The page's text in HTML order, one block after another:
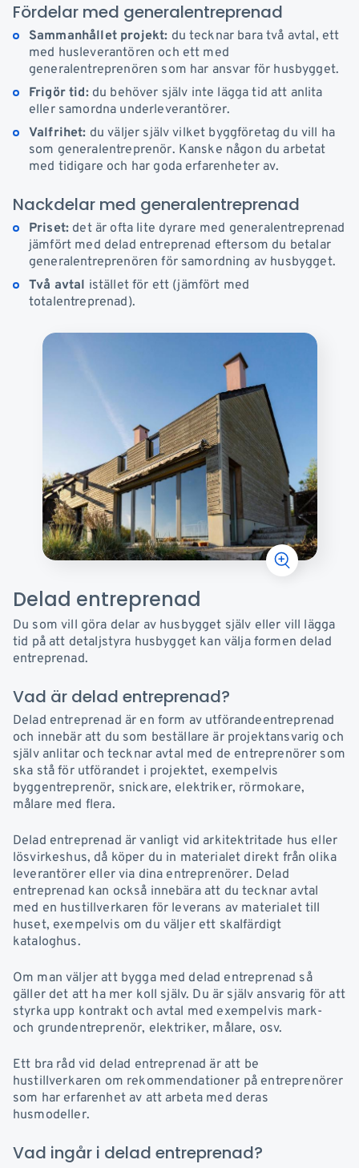
Fördelar med generalentreprenad
Sammanhållet projekt: du tecknar bara två avtal, ett
med husleverantören och ett med
generalentreprenören som har ansvar för husbygget.
Frigör tid:du behöver själv inte lägga tid att anlita
eller samordna underleverantörer.
Valfrihet: du väljer själv vilket byggföretag du vill ha
som generalentreprenör. Kanske någon du arbetat
med tidigare och har goda erfarenheter av.
Nackdelar med generalentreprenad
Priset: det är ofta lite dyrare med generalentreprenad
jämfört med delad entreprenad eftersom du betalar
generalentreprenören för samordning av husbygget.
Två avtal istället för ett (jämfört med
totalentreprenad).
Delad entreprenad
Du som vill göra delar av husbygget själv eller vill lägga
tid på att detaljstyra husbygget kan välja formen delad
entreprenad.
Vad är delad entreprenad?
Delad entreprenad är en form av utförandeentreprenad
och innebär att du som beställare är projektansvarig och
själv anlitar och tecknar avtal med de entreprenörer som
ska stå för utförandet i projektet, exempelvis
byggentreprenör, snickare, elektriker, rörmokare,
målare med flera.
Delad entreprenad är vanligt vid arkitektritade hus eller
lösvirkeshus, då köper du in materialet direkt från olika
leverantörer eller via dina entreprenörer. Delad
entreprenad kan också innebära att du tecknar avtal
med en hustillverkaren för leverans av materialet till
huset, exempelvis om du väljer ett skalfärdigt
kataloghus.
Om man väljer att bygga med delad entreprenad så
gäller det att ha mer koll själv. Du är själv ansvarig för att
styrka upp kontrakt och avtal med exempelvis mark-
och grundentreprenör, elektriker, målare, osv.
Ett bra råd vid delad entreprenad är att be
hustillverkaren om rekommendationer på entreprenörer
som har erfarenhet av att arbeta med deras
husmodeller.
Vad ingår i delad entreprenad?